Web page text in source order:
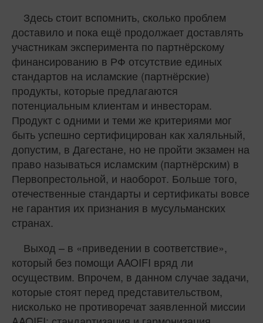
Здесь стоит вспомнить, сколько проблем
доставило и пока ещё продолжает доставлять
участникам эксперимента по партнёрскому
финансированию в РФ отсутствие единых
стандартов на исламские (партнёрские)
продукты, которые предлагаются
потенциальным клиентам и инвесторам.
Продукт с одними и теми же критериями мог
быть успешно сертифицирован как халяльный,
допустим, в Дагестане, но не пройти экзамен на
право называться исламским (партнёрским) в
Первопрестольной, и наоборот. Больше того,
отечественные стандарты и сертификаты вовсе
не гарантия их признания в мусульманских
странах.
Выход – в «приведении в соответствие»,
который без помощи AAOIFI вряд ли
осуществим. Впрочем, в данном случае задачи,
которые стоят перед представительством,
нисколько не противоречат заявленной миссии